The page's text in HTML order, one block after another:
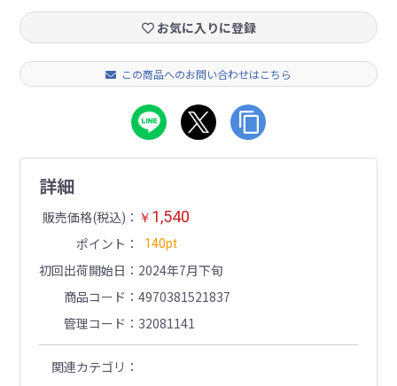
お気に入りに登録
この商品へのお問い合わせはこちら
詳細
販売価格(税込) ￥ 1,540
ポイント 140pt
初回出荷開始日
2024年7月下旬
商品コード
4970381521837
管理コード
32081141
関連カテゴリ